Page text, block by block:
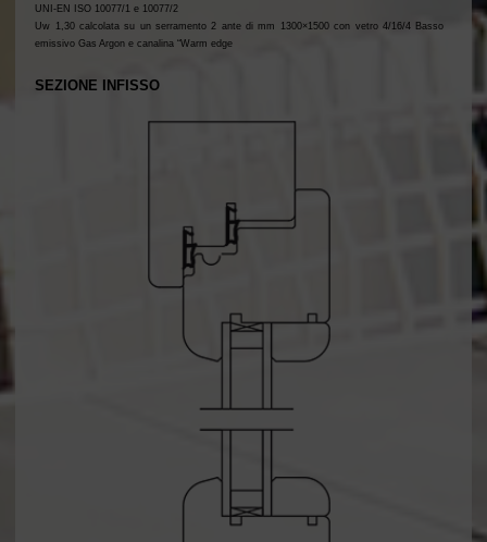
UNI-EN ISO 10077/1 e 10077/2
Uw 1,30 calcolata su un serramento 2 ante di mm 1300×1500 con vetro 4/16/4 Basso
emissivo Gas Argon e canalina “Warm edge
SEZIONE INFISSO